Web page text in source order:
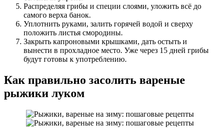
Распределяя грибы и специи слоями, уложить всё до
самого верха банок.
Уплотнить руками, залить горячей водой и сверху
положить листья смородины.
Закрыть капроновыми крышками, дать остыть и
вынести в прохладное место. Уже через 15 дней грибы
будут готовы к употреблению.
Как правильно засолить вареные
рыжики луком